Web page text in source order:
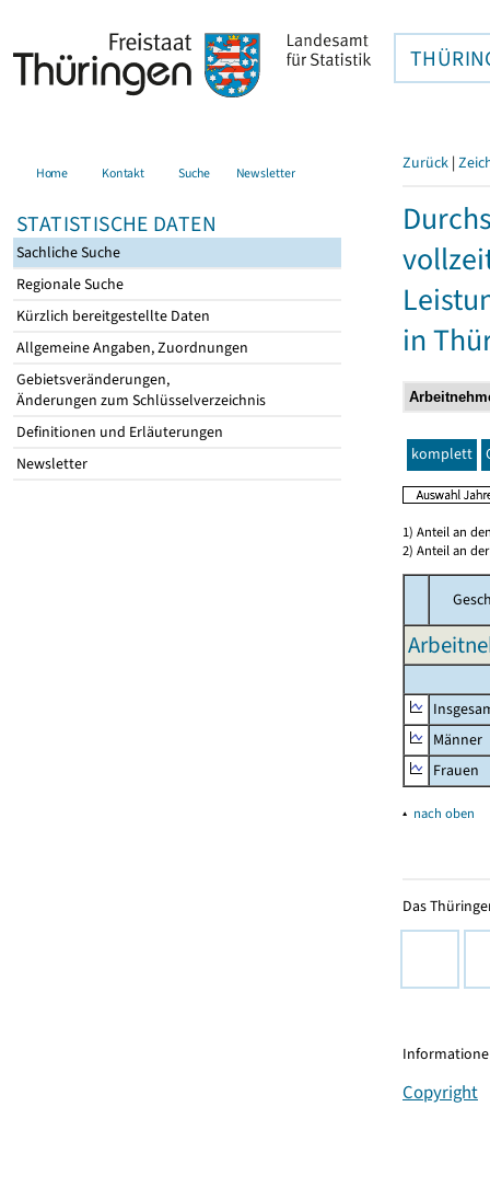
Home Kontakt Suche Newsletter
STATISTISCHE DATEN
Sachliche Suche
Regionale Suche
Kürzlich bereitgestellte Daten
Allgemeine Angaben, Zuordnungen
Gebietsveränderungen,
Änderungen zum Schlüsselverzeichnis
Definitionen und Erläuterungen
Newsletter
Zurück |
in
komplett
1) Anteil an
2) Anteil an
Männer
Frauen
▴ nach oben
Das
Copyright